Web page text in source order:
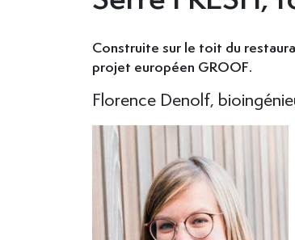
Construite sur le toit du
projet européen GROOF.
Florence Denolf,